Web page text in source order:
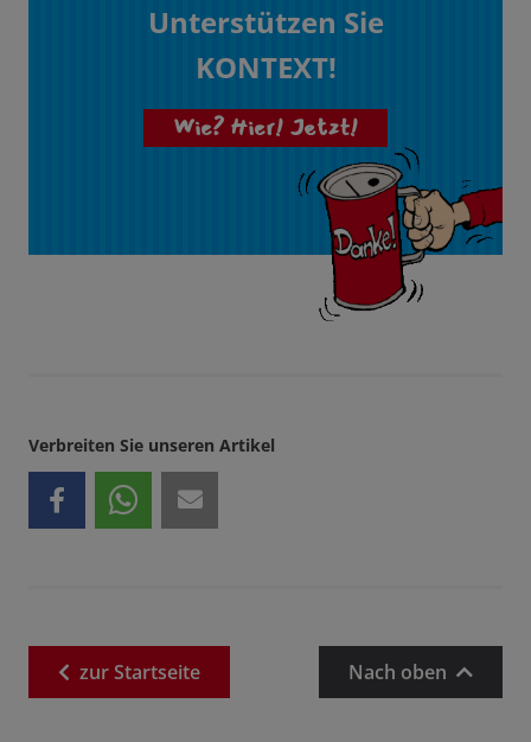
Unterstützen Sie
KONTEXT!
Wie? Hier! Jetzt!
Verbreiten Sie unseren Artikel
zurStartseite Nach oben